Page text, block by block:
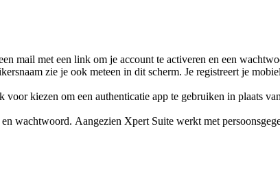
mail met een link om je account te activeren en een
zie je ook meteen in dit scherm. Je registreert je
kiezen om een authenticatie app te gebruiken in plaats
wachtwoord. Aangezien Xpert Suite werkt met